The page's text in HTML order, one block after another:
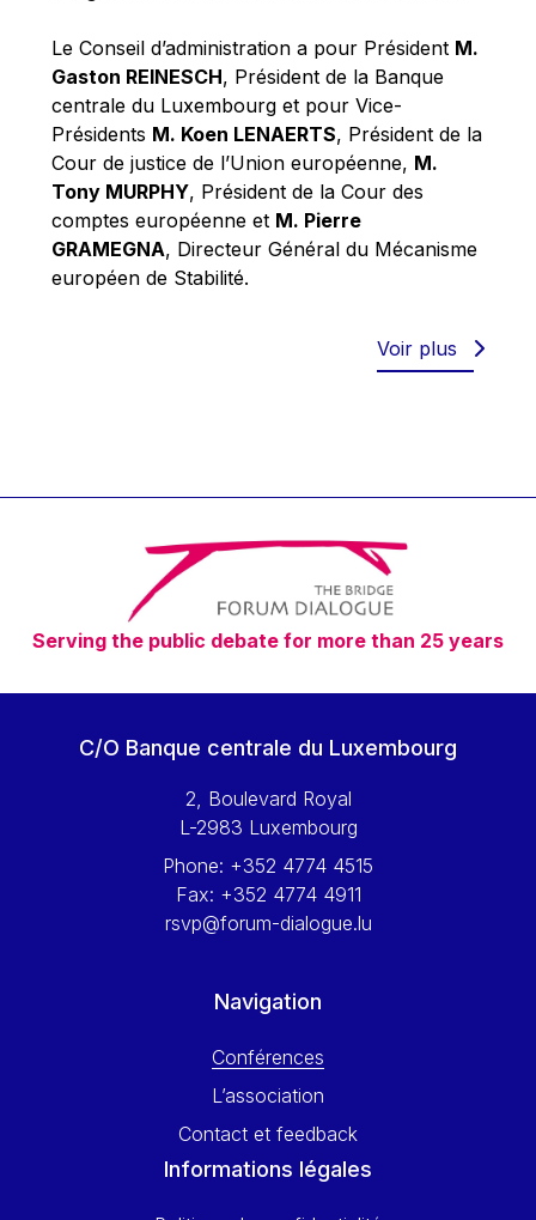
Philippe Maystadt
Pierre Gramegna
Richard Pelly
Robert Goebbels
Robert REYNDERS
Robert WEIDES
Rolf Tarrach
Vassilios Skouris
Vítor Manuel da Silva Caldeira
Viviane Reding
Walter Hagg
Walter RADERMACHER
Werner Hoyer
Yossi Beillin
Yves Mersch
Le Conseil d’administration a pour Président M.
Gaston REINESCH, Président de la Banque
centrale du Luxembourg et pour Vice-
Présidents M. Koen LENAERTS, Président de la
Cour de justice de l’Union européenne, M.
Tony MURPHY, Président de la Cour des
comptes européenne et M. Pierre
GRAMEGNA, Directeur Général du Mécanisme
européen de Stabilité.
Voir plus
Serving the public debate for more than 25 years
C/O Banque centrale du Luxembourg
2, Boulevard Royal
L-2983 Luxembourg
Phone: +352 4774 4515
Fax: +352 4774 4911
rsvp@forum-dialogue.lu
Navigation
Conférences
L’association
Contact et feedback
Informations légales